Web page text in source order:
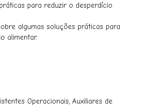
para reduzir o desperdício
algumas soluções práticas para
alimentar.
Operacionais, Auxiliares de